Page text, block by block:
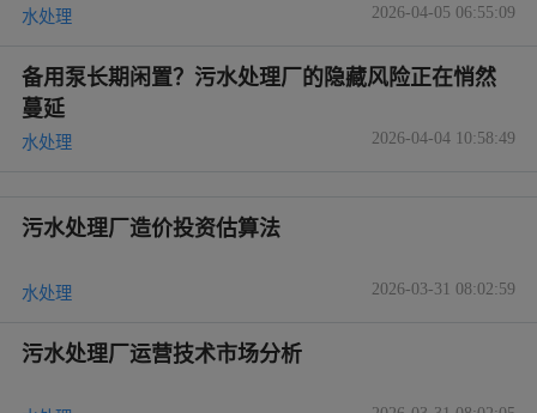
水处理 2026-04-05 06:55:09
备用泵长期闲置？污水处理厂的隐藏风险正在悄然
蔓延
水处理 2026-04-04 10:58:49
污水处理厂造价投资估算法
水处理 2026-03-31 08:02:59
污水处理厂运营技术市场分析